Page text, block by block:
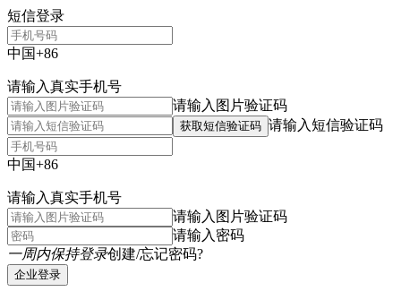
短信登录
中国+86
请输入真实手机号
请输入图片验证码
获取短信验证码 请输入短信验证码
中国+86
请输入真实手机号
请输入图片验证码
请输入密码
一周内保持登录创建/忘记密码?
企业登录